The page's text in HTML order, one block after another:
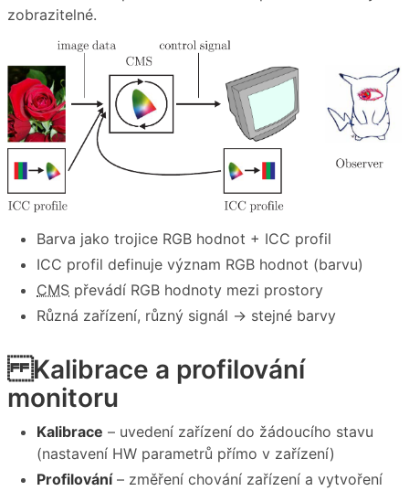
zobrazitelné.
Barva jako trojice RGB hodnot + ICC profil
ICC profil definuje význam RGB hodnot (barvu)
CMS převádí RGB hodnoty mezi prostory
Různá zařízení, různý signál → stejné barvy
Kalibrace a profilování
monitoru
Kalibrace – uvedení zařízení do žádoucího stavu
(nastavení HW parametrů přímo v zařízení)
Profilování– změření chování zařízení a vytvoření